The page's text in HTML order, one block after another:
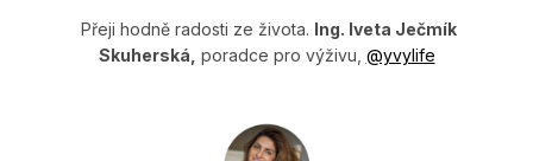
Pře­ji hodně radosti ze života. Ing. Iveta Ječmík
Skuherská, poradce pro výživu, @y­vylife